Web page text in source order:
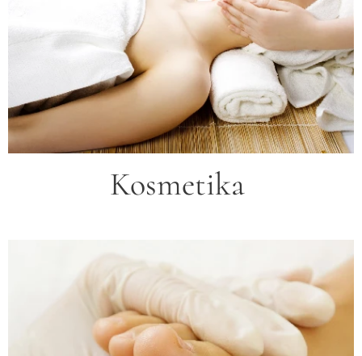
Kosmetika